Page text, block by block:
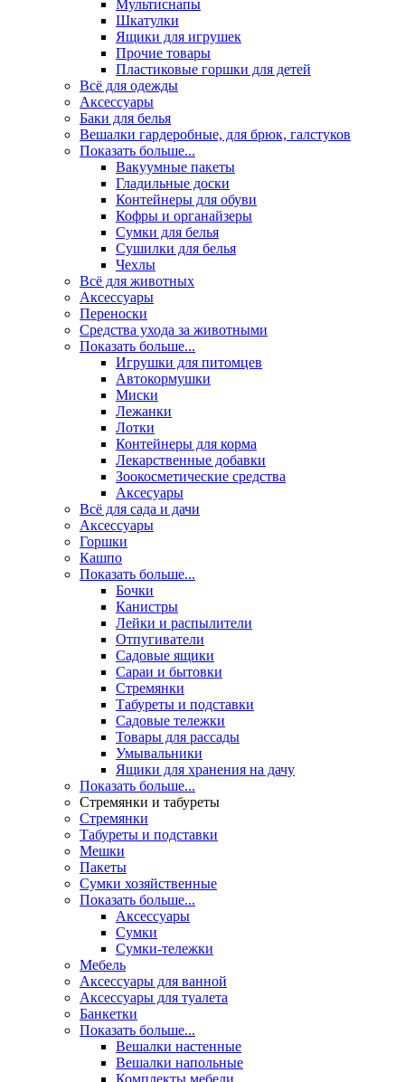
Мультиснапы
Шкатулки
Ящики для игрушек
Прочие товары
Пластиковые горшки для детей
Всё для одежды
Аксессуары
Баки для белья
Вешалки гардеробные, для брюк, галстуков
Показать больше...
Вакуумные пакеты
Гладильные доски
Контейнеры для обуви
Кофры и органайзеры
Сумки для белья
Сушилки для белья
Чехлы
Всё для животных
Аксесcуары
Переноски
Средства ухода за животными
Показать больше...
Игрушки для питомцев
Автокормушки
Миски
Лежанки
Лотки
Контейнеры для корма
Лекарственные добавки
Зоокосметические средства
Аксесуары
Всё для сада и дачи
Аксессуары
Горшки
Кашпо
Показать больше...
Бочки
Канистры
Лейки и распылители
Отпугиватели
Садовые ящики
Сараи и бытовки
Стремянки
Табуреты и подставки
Садовые тележки
Товары для рассады
Умывальники
Ящики для хранения на дачу
Показать больше...
Стремянки и табуреты
Стремянки
Табуреты и подставки
Мешки
Пакеты
Сумки хозяйственные
Показать больше...
Аксессуары
Сумки
Сумки-тележки
Мебель
Аксессуары для ванной
Аксессуары для туалета
Банкетки
Показать больше...
Вешалки настенные
Вешалки напольные
Комплекты мебели